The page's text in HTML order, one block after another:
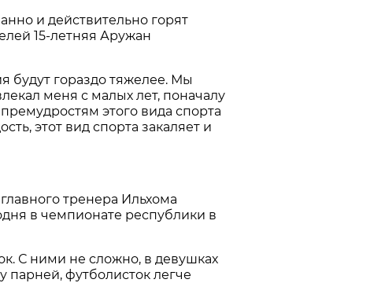
и действительно горят
15-летняя Аружан
будут гораздо тяжелее. Мы
меня с малых лет, поначалу
этого вида спорта
этот вид спорта закаляет и
тренера Ильхома
в чемпионате республики в
С ними не сложно, в девушках
парней, футболисток легче